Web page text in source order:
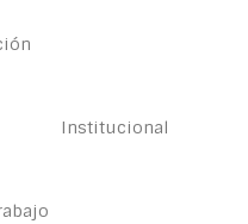
Institucional